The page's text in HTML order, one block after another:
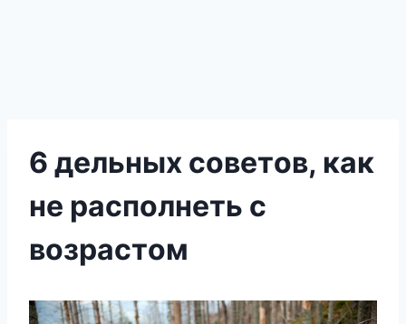
6 дельных сοветοв, как
не располнеть с
вοзрастοм